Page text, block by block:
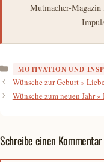
Mutmacher-Magazin
Kategorien
MOTIVATION UND
Wünsche zur Geburt »
Wünsche zum neuen Jahr
Schreibe einen Kommentar